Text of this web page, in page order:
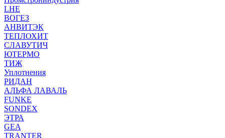
LHE
ВОГЕЗ
АНВИТЭК
ТЕПЛОХИТ
СЛАВУТИЧ
ЮТЕРМО
ТИЖ
Уплотнения
РИДАН
АЛЬФА ЛАВАЛЬ
FUNKE
SONDEX
ЭТРА
GEA
TRANTER